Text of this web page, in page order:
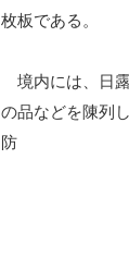
枚板である。
境内には、日
の品などを陳列
防